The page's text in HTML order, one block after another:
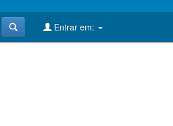
Entrar em: